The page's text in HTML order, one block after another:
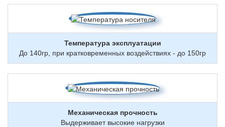
Температура эксплуатации
До 140гр, при кратковременных воздействиях - до 150гр
Механическая прочность
Выдерживает высокие нагрузки